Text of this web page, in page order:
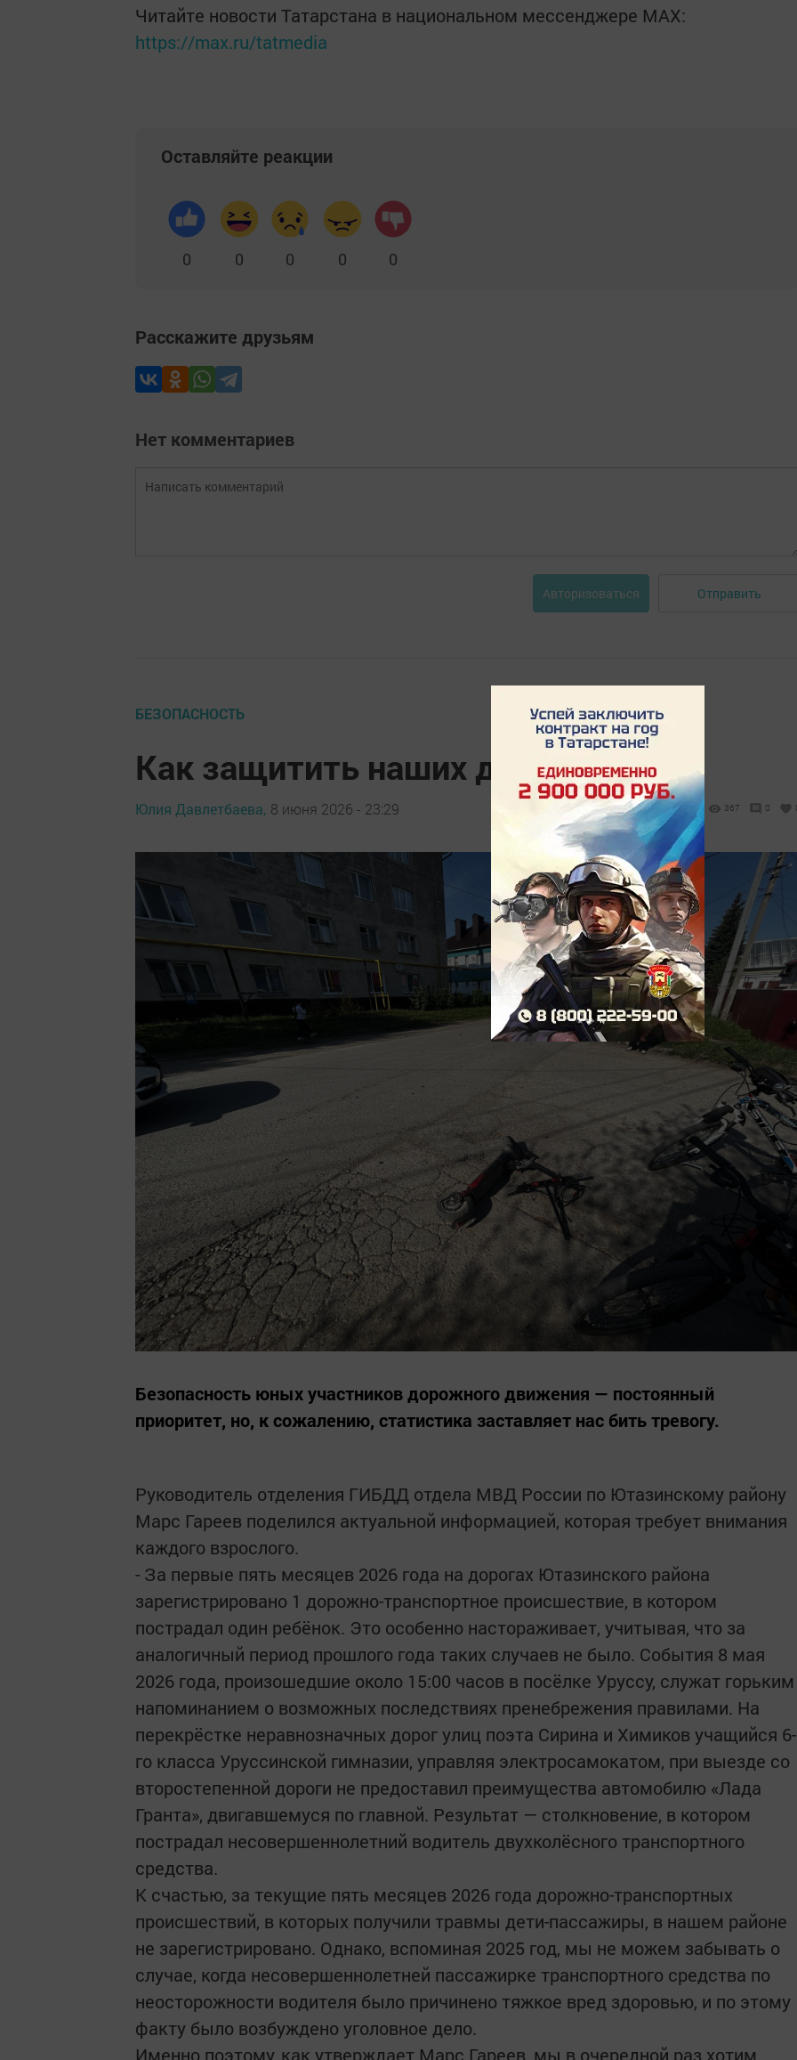
Читайте новости Татарстана в национальном мессенджере MАХ:
https://max.ru/tatmedia
Оставляйте реакции
0 0 0 0 0
Расскажите друзьям
Нет комментариев
Авторизоваться Отправить
БЕЗОПАСНОСТЬ
Как защитить наших детей?
Юлия Давлетбаева, 8 июня 2026 - 23:29 367 0
Безопасность юных участников дорожного движения — постоянный
приоритет, но, к сожалению, статистика заставляет нас бить тревогу.
Руководитель отделения ГИБДД отдела МВД России по Ютазинскому району
Марс Гареев поделился актуальной информацией, которая требует внимания
каждого взрослого.
- За первые пять месяцев 2026 года на дорогах Ютазинского района
зарегистрировано 1 дорожно-транспортное происшествие, в котором
пострадал один ребёнок. Это особенно настораживает, учитывая, что за
аналогичный период прошлого года таких случаев не было. События 8 мая
2026 года, произошедшие около 15:00 часов в посёлке Уруссу, служат горьким
напоминанием о возможных последствиях пренебрежения правилами. На
перекрёстке неравнозначных дорог улиц поэта Сирина и Химиков учащийся 6-
го класса Уруссинской гимназии, управляя электросамокатом, при выезде со
второстепенной дороги не предоставил преимущества автомобилю «Лада
Гранта», двигавшемуся по главной. Результат — столкновение, в котором
пострадал несовершеннолетний водитель двухколёсного транспортного
средства.
К счастью, за текущие пять месяцев 2026 года дорожно-транспортных
происшествий, в которых получили травмы дети-пассажиры, в нашем районе
не зарегистрировано. Однако, вспоминая 2025 год, мы не можем забывать о
случае, когда несовершеннолетней пассажирке транспортного средства по
неосторожности водителя было причинено тяжкое вред здоровью, и по этому
факту было возбуждено уголовное дело.
Именно поэтому, как утверждает Марс Гареев, мы в очередной раз хотим